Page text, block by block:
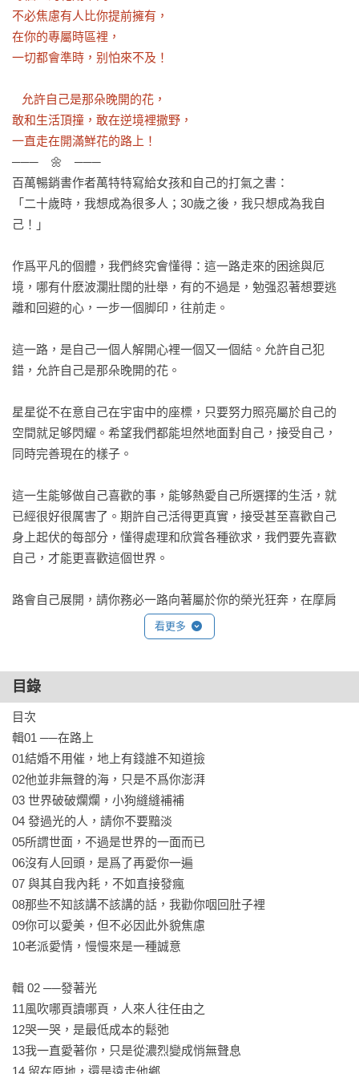
不必焦慮有人比你提前擁有，
在你的專屬時區裡，
一切都會準時，别怕來不及！
敢和生活頂撞，敢在逆境裡撒野，
一直走在開滿鮮花的路上！
───　🌼　───
百萬暢銷書作者萬特特寫給女孩和自己的打氣之書：
「二十歲時，我想成為很多人；30歲之後，我只想成為我自
己！」
作爲平凡的個體，我們終究會懂得：這一路走來的困途與厄
境，哪有什麽波瀾壯闊的壯舉，有的不過是，勉强忍著想要逃
離和回避的心，一步一個脚印，往前走。
這一路，是自己一個人解開心裡一個又一個結。允許自己犯
錯，允許自己是那朵晚開的花。
星星從不在意自己在宇宙中的座標，只要努力照亮屬於自己的
空間就足够閃耀。希望我們都能坦然地面對自己，接受自己，
同時完善現在的樣子。
這一生能够做自己喜歡的事，能够熱愛自己所選擇的生活，就
已經很好很厲害了。期許自己活得更真實，接受甚至喜歡自己
身上起伏的每部分，懂得處理和欣賞各種欲求，我們要先喜歡
自己，才能更喜歡這個世界。
路會自己展開，請你務必一路向著屬於你的榮光狂奔，在摩肩
擦踵的人群裡，不會因爲平凡而感到心慌，而是心有底氣，酷
希望你在自己的一方世界裡熠熠生輝，閃閃發光。祝你，祝
我，祝我們。
把自己還給自己，讓花成花，讓樹成樹。
人生沒有一紙藍圖或者標準公式，做你自己，就是最好的答
案！
☆☆☆大多數女性一生都在證明兩件事：一件是證明自己漂
亮，另一件是證明自己被愛。只有少數人早早清醒開悟，不再
尋求他人的認可，明白比起自證，自愛才是女性一生要完成的
課題。☆☆☆
◆
願讀者們──
「把時間分給睡眠，分給書籍，
分給運動，分給花鳥樹木和山川湖海，
分給你對這個世界的熱愛，
而不是將自己浪費在無聊的人和事上。」──萬特特
看更多
目錄
目次
輯01 ──在路上
01結婚不用催，地上有錢誰不知道撿
02他並非無聲的海，只是不爲你澎湃
03 世界破破爛爛，小狗縫縫補補
04 發過光的人，請你不要黯淡
05所謂世面，不過是世界的一面而已
06沒有人回頭，是爲了再愛你一遍
07 與其自我內耗，不如直接發瘋
08那些不知該講不該講的話，我勸你咽回肚子裡
09你可以愛美，但不必因此外貌焦慮
10老派愛情，慢慢來是一種誠意
輯 02 ──發著光
11風吹哪頁讀哪頁，人來人往任由之
12哭一哭，是最低成本的鬆弛
13我一直愛著你，只是從濃烈變成悄無聲息